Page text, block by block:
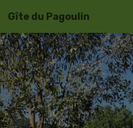
Gîte du Pagoulin